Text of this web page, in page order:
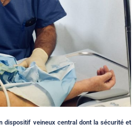
dispositif veineux central dont la sécurité et